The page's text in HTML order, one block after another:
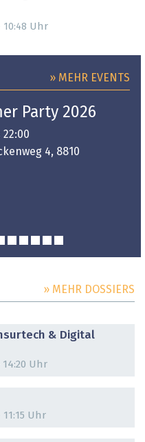
10:48 Uhr
» MEHR EVENTS
Party 2026
22:00
4, 8810
» MEHR DOSSIERS
& Digital
14:20 Uhr
11:15 Uhr